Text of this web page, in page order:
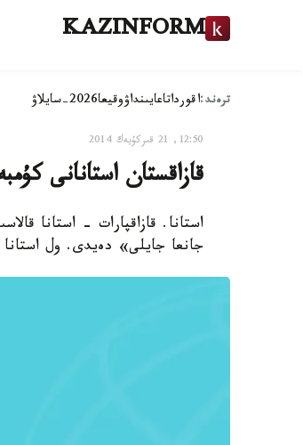
KAZINFORM
ترەند:اقورداتاعايىنداۋوقيعا2026-سايلاۋ
12:50, 21 قىركۇيەك 2014
قازاقستان استانانى
استانا. قازاقپارات - استانا
جانعا جايلى» دەيدى. ول استانا